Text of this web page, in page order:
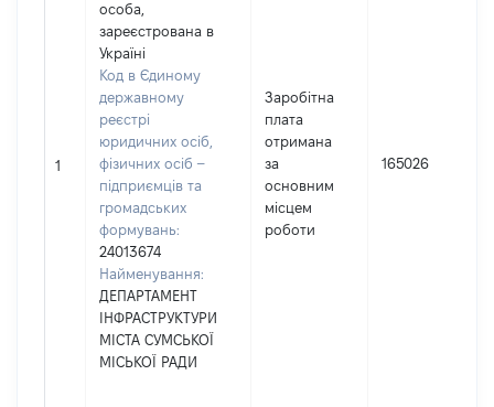
1
особа,
зареєстрована в
Україні
Код в Єдиному
державному
реєстрі
юридичних осіб,
фізичних осіб –
підприємців та
громадських
формувань:
24013674
Найменування:
ДЕПАРТАМЕНТ
ІНФРАСТРУКТУРИ
МІСТА СУМСЬКОЇ
МІСЬКОЇ РАДИ
Заробітна
плата
отримана
за
основним
місцем
роботи
165026